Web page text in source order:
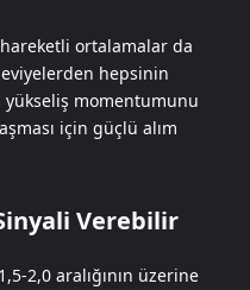
ortalamalar da
hepsinin
yükseliş momentumunu
için güçlü alım
Verebilir
2,0 aralığının üzerine